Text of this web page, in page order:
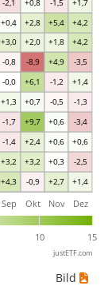
+4,3 -0,9 +2,7 +1,4
+3,2 +3,2 +0,3 -2,5
-1,4 +2,4 +0,6 +0,6
-1,7 +9,7 +0,6 -3,4
+1,3 +0,7 -0,5 -1,3
-0,0 +6,1 -1,2 +1,4
-0,8 -8,9 +4,9 -3,5
+3,0 +2,0 +1,8 +4,2
+0,4 +2,8 +5,4 +4,2
10 15
Sep Okt Nov Dez
justETF.com
Bild